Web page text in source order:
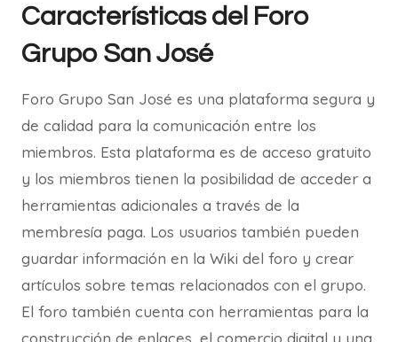
Características del Foro
Grupo San José
Foro Grupo San José es una plataforma segura y
de calidad para la comunicación entre los
miembros. Esta plataforma es de acceso gratuito
y los miembros tienen la posibilidad de acceder a
herramientas adicionales a través de la
membresía paga. Los usuarios también pueden
guardar información en la Wiki del foro y crear
artículos sobre temas relacionados con el grupo.
El foro también cuenta con herramientas para la
construcción de enlaces, el comercio digital y una